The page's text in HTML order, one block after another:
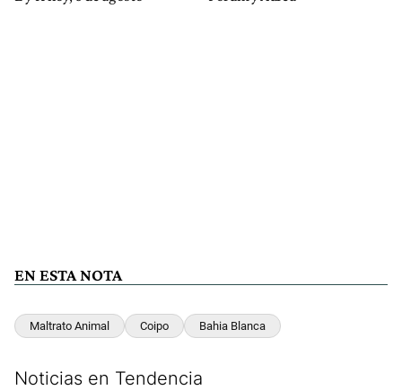
EN ESTA NOTA
Maltrato Animal Coipo Bahia Blanca
Noticias en Tendencia